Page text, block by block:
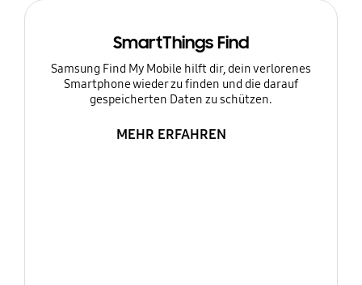
SmartThings Find
Samsung Find My Mobile hilft dir, dein verlorenes
Smartphone wieder zu finden und die darauf
gespeicherten Daten zu schützen.
MEHR ERFAHREN